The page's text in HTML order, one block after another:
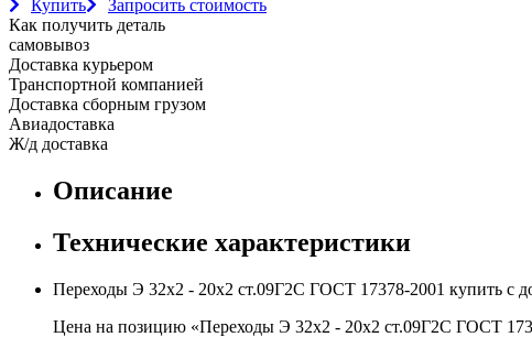
Купить
Запросить стоимость
Как получить деталь
самовывоз
Доставка курьером
Транспортной компанией
Доставка сборным грузом
Авиадоставка
Ж/д доставка
Описание
Технические характеристики
Переходы Э 32х2 - 20х2 ст.09Г2С ГОСТ 17378-2001 купить
Цена на позицию «Переходы Э 32х2 - 20х2 ст.09Г2С ГОСТ